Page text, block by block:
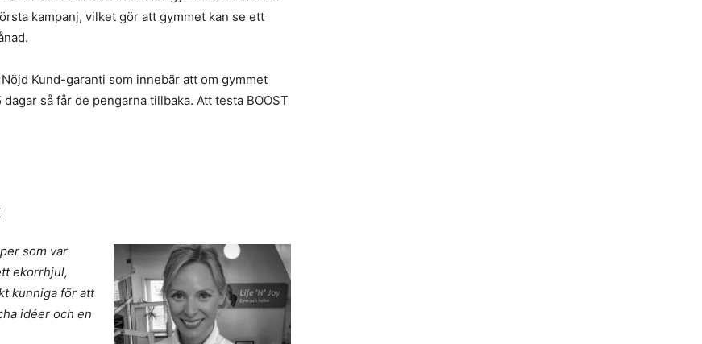
kampanj, vilket gör att gymmet kan se ett
Kund-garanti som innebär att om gymmet
så får de pengarna tillbaka. Att testa BOOST
som var
ekorrhjul,
kunniga för att
idéer och en